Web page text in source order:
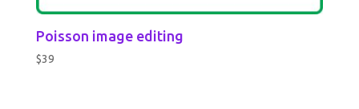
Poisson image editing
$39